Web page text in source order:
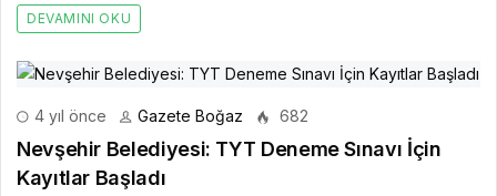
DEVAMINI OKU
4 yıl önce Gazete Boğaz 682
Nevşehir Belediyesi: TYT Deneme Sınavı İçin
Kayıtlar Başladı